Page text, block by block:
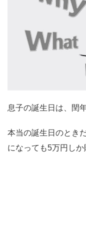
息子の誕生日は、閏
本当の誕生日のとき
になっても5万円しか